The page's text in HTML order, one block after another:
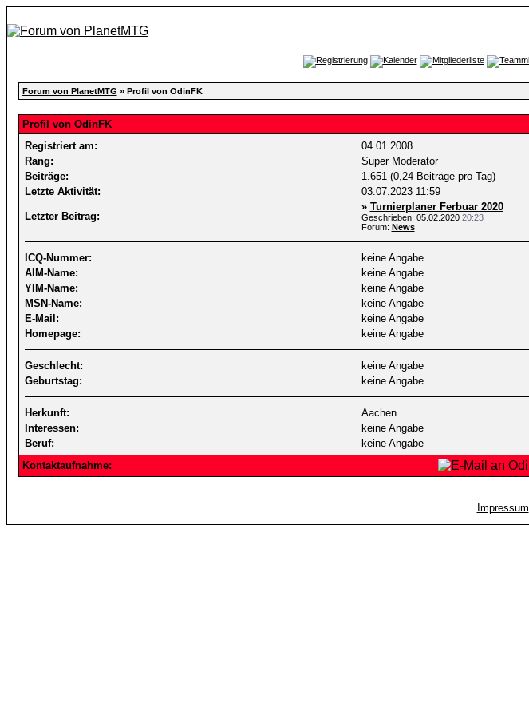
Forum von PlanetMTG » Profil von OdinFK
Profil von OdinFK
Registriert am:
04.01.2008
Rang:
Super Moderator
Beiträge:
1.651 (0,24 Beiträge pro Tag)
Letzte Aktivität:
03.07.2023 11:59
Letzter Beitrag:
» Turnierplaner Ferbuar 2020
Geschrieben: 05.02.2020 20:23
Forum: News
ICQ-Nummer:
keine Angabe
AIM-Name:
keine Angabe
YIM-Name:
keine Angabe
MSN-Name:
keine Angabe
E-Mail:
keine Angabe
Homepage:
keine Angabe
Geschlecht:
keine Angabe
Geburtstag:
keine Angabe
Herkunft:
Aachen
Interessen:
keine Angabe
Beruf:
keine Angabe
Kontaktaufnahme:
Impressum